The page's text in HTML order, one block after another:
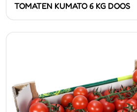
TOMATEN KUMATO 6 KG DOOS